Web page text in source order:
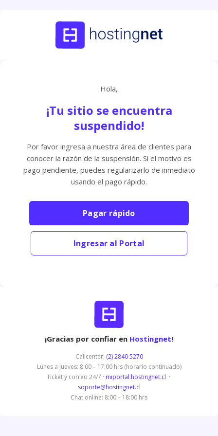
Hola,
¡Tu sitio se encuentra
suspendido!
Por favor ingresa a nuestra área de clientes para
conocer la razón de la suspensión. Si el motivo es
pago pendiente, puedes regularizarlo de inmediato
usando el pago rápido.
Pagar rápido
Ingresar al Portal
¡Gracias por confiar en Hostingnet!
Callcenter: (2) 2840 5270
Lunes a Jueves: 8:00 – 17:00 hrs (horario continuado)
Ticket y correo 24/7 · miportal.hostingnet.cl ·
soporte@hostingnet.cl
Chat online: 8:00 – 18:00 hrs